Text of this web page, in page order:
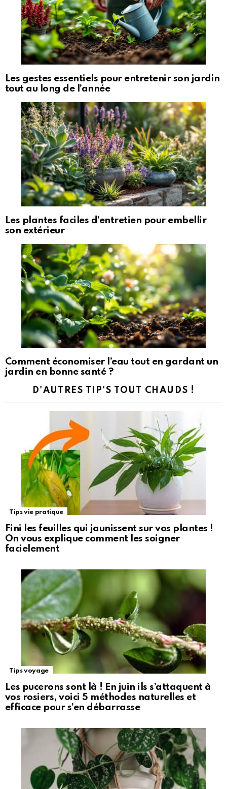
Les gestes essentiels pour entretenir son jardin
tout au long de l’année
Les plantes faciles d’entretien pour embellir
son extérieur
Comment économiser l’eau tout en gardant un
jardin en bonne santé ?
D'AUTRES TIP'S TOUT CHAUDS !
Tips vie pratique
Fini les feuilles qui jaunissent sur vos plantes !
On vous explique comment les soigner
facielement
Tips voyage
Les pucerons sont là ! En juin ils s’attaquent à
vos rosiers, voici 5 méthodes naturelles et
efficace pour s’en débarrasse